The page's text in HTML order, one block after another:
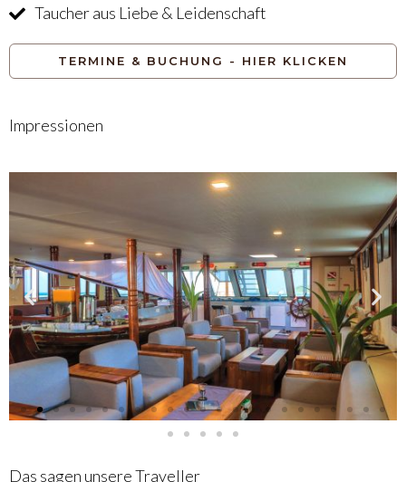
Taucher aus Liebe & Leidenschaft
TERMINE & BUCHUNG - HIER KLICKEN
Impressionen
Das sagen unsere Traveller